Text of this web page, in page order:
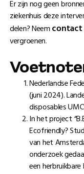
Er zijn nog geen
ziekenhuis deze
delen? Neemcontact
vergroenen.
Nederlandse
(juni 2024).
disposables
In het project
Ecofriendly?
van het
onderzoek
een